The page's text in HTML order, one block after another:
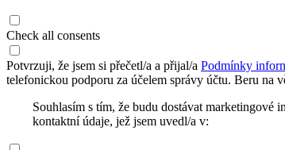
Check all consents
Potvrzuji, že jsem si přečetl/a a přijal/a Podmínky
telefonickou podporu za účelem správy účtu. Beru na
Souhlasím s tím, že budu dostávat
kontaktní údaje, jež jsem uvedl/a v: